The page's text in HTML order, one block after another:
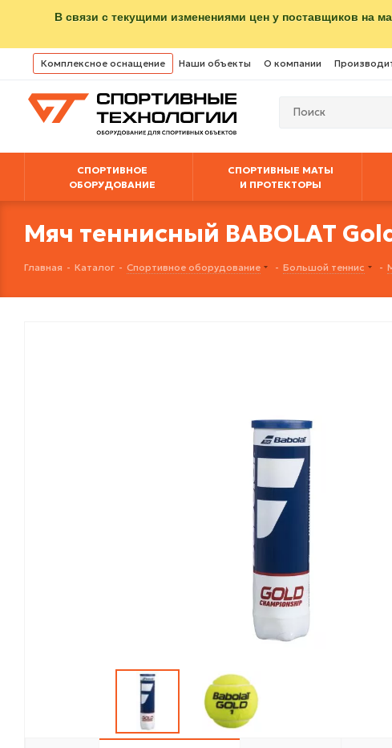
В связи с текущими изменениями цен у поставщиков на
Комплексное оснащение Наши объекты О компании
СПОРТИВНОЕ
ОБОРУДОВАНИЕ
СПОРТИВНЫЕ МАТЫ
И ПРОТЕКТОРЫ
Мяч теннисный BABOLAT
Главная - Каталог - Спортивное оборудование - Большой теннис -